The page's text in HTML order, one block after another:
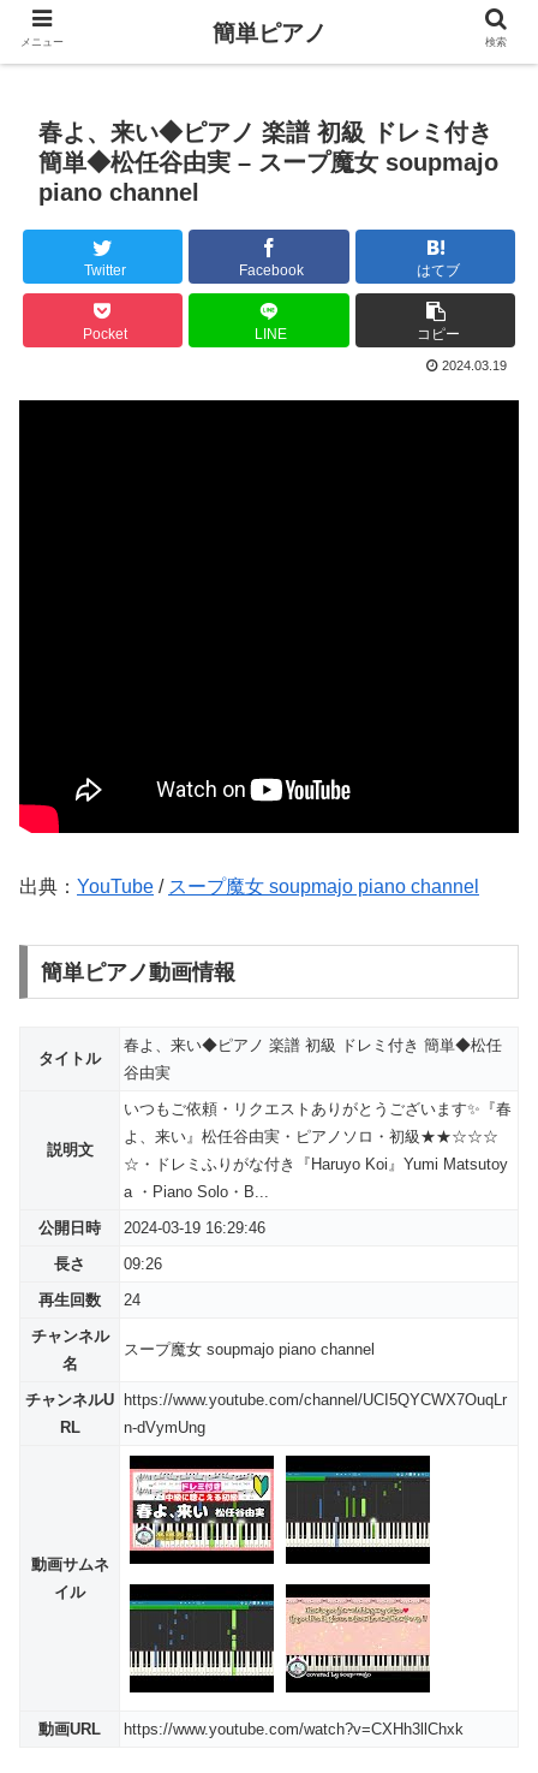
春よ、来い◆ピアノ 楽譜 初級 ドレミ付き
簡単◆松任谷由実 – スープ魔女 soupmajo
piano channel
Twitter Facebook はてブ
Pocket LINE コピー
2024.03.19
出典： YouTube / スープ魔女 soupmajo piano channel
簡単ピアノ動画情報
タイトル
春よ、来い◆ピアノ 楽譜 初級 ドレミ付き 簡単◆松任
谷由実
説明文
いつもご依頼・リクエストありがとうございます✨『春
よ、来い』松任谷由実・ピアノソロ・初級★★☆☆☆
☆・ドレミふりがな付き『Haruyo Koi』Yumi Matsutoy
a ・Piano Solo・B...
公開日時
2024-03-19 16:29:46
長さ
09:26
再生回数
24
チャンネル
名
スープ魔女 soupmajo piano channel
チャンネルU
RL
https://www.youtube.com/channel/UCI5QYCWX7OuqLr
n-dVymUng
動画サムネ
イル
動画URL https://www.youtube.com/watch?v=CXHh3llChxk
メニュー 簡単ピアノ 検索